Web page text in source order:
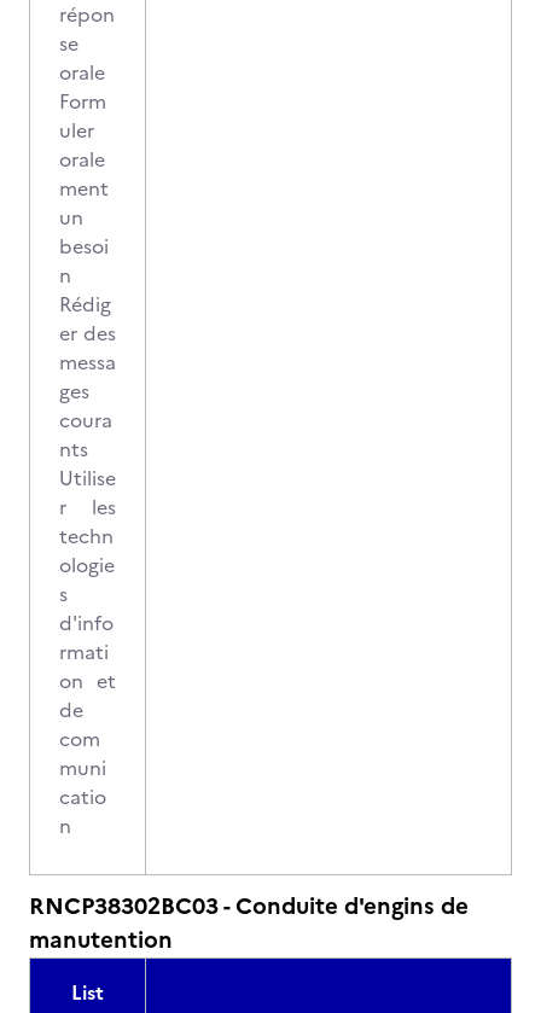
répon
se
orale
Form
uler
orale
ment
un
besoi
n
Rédig
er des
messa
ges
coura
nts
Utilise
r les
techn
ologie
s
d'info
rmati
on et
de
com
muni
catio
n
RNCP38302BC03 - Conduite d'engins de
manutention
List